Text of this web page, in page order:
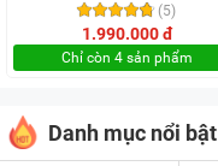
(5)
1.990.000 đ
Chỉ còn 4 sản phẩm
Danh mục nổi bật